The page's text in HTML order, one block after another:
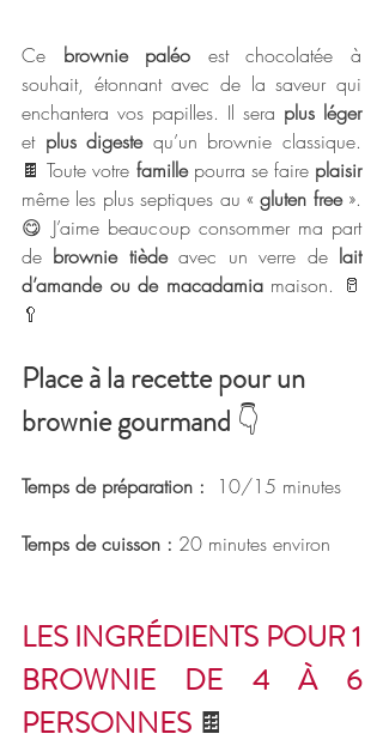
Ce brownie paléo est chocolatée à
souhait, étonnant avec de la saveur qui
enchantera vos papilles. Il sera plus léger
et plus digeste qu’un brownie classique.
🍫 Toute votre famille pourra se faire
plaisir
même les plus septiques au « gluten free ».
😋 J’aime beaucoup consommer ma part
de brownie tiède avec un verre de lait
d’amande ou de macadamia maison. 🥛
🥄
Place à la recette pour un
brownie gourmand 👇
Temps de préparation :
  10/15 minutes
Temps de cuisson : 20 minutes environ
LES INGRÉDIENTS POUR 1
BROWNIE DE 4 À 6
PERSONNES 🍫